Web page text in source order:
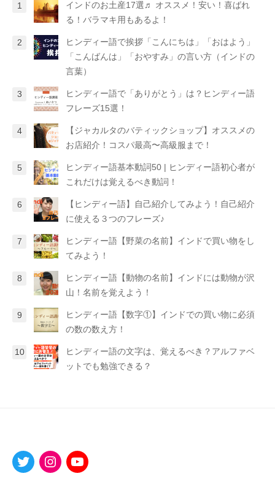
インドのお土産17選♬ オススメ！安い！喜ばれ
る！バラマキ用もあるよ！
ヒンディー語で挨拶「こんにちは」「おはよう」
「こんばんは」「おやすみ」の言い方（インドの
言葉）
ヒンディー語で「ありがとう」は？ヒンディー語
フレーズ15選！
【ジャカルタのバティックショップ】オススメの
お店紹介！コスパ最高〜高級服まで！
ヒンディー語基本動詞50 | ヒンディー語初心者が
これだけは覚えるべき動詞！
【ヒンディー語】自己紹介してみよう！自己紹介
に使える３つのフレーズ♪
ヒンディー語【野菜の名前】インドで買い物をし
てみよう！
ヒンディー語【動物の名前】インドには動物が沢
山！名前を覚えよう！
ヒンディー語【数字①】インドでの買い物に必須
の数の数え方！
ヒンディー語の文字は、覚えるべき？アルファベ
ットでも勉強できる？